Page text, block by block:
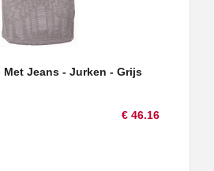
Met Jeans - Jurken - Grijs
€ 46.16